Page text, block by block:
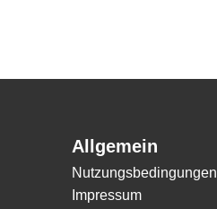
Allgemein
Nutzungsbedingungen
Impressum